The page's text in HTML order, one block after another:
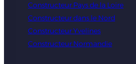
Constructeur Pays de la Loire
Constructeur dans le Nord
Constructeur Yvelines
Constructeur Normandie